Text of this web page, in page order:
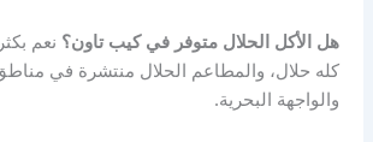
هل الأكل الحلال متوفر في كيب تاون؟ نعم
كله حلال، والمطاعم الحلال منتشرة في
والواجهة البحرية.